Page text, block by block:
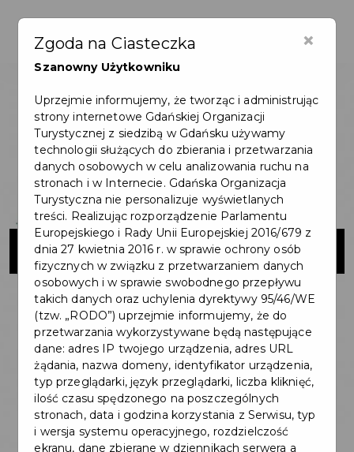
BanGlob
×
Zgoda na Ciasteczka
Szanowny Użytkowniku
Uprzejmie informujemy, że tworząc i administrując
strony internetowe Gdańskiej Organizacji
Turystycznej z siedzibą w Gdańsku używamy
technologii służących do zbierania i przetwarzania
danych osobowych w celu analizowania ruchu na
stronach i w Internecie. Gdańska Organizacja
Turystyczna nie personalizuje wyświetlanych
treści. Realizując rozporządzenie Parlamentu
Europejskiego i Rady Unii Europejskiej 2016/679 z
dnia 27 kwietnia 2016 r. w sprawie ochrony osób
fizycznych w związku z przetwarzaniem danych
osobowych i w sprawie swobodnego przepływu
takich danych oraz uchylenia dyrektywy 95/46/WE
(tzw. „RODO”) uprzejmie informujemy, że do
przetwarzania wykorzystywane będą następujące
dane: adres IP twojego urządzenia, adres URL
żądania, nazwa domeny, identyfikator urządzenia,
typ przeglądarki, język przeglądarki, liczba kliknięć,
ilość czasu spędzonego na poszczególnych
stronach, data i godzina korzystania z Serwisu, typ
i wersja systemu operacyjnego, rozdzielczość
ekranu, dane zbierane w dziennikach serwera a